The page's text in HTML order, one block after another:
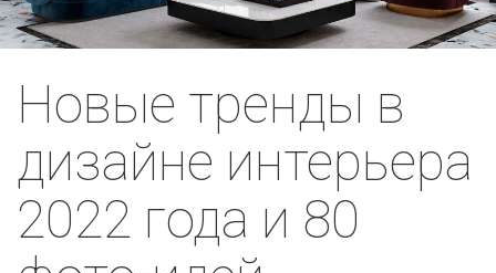
Новые тренды в
дизайне интерьера
2022 года и 80